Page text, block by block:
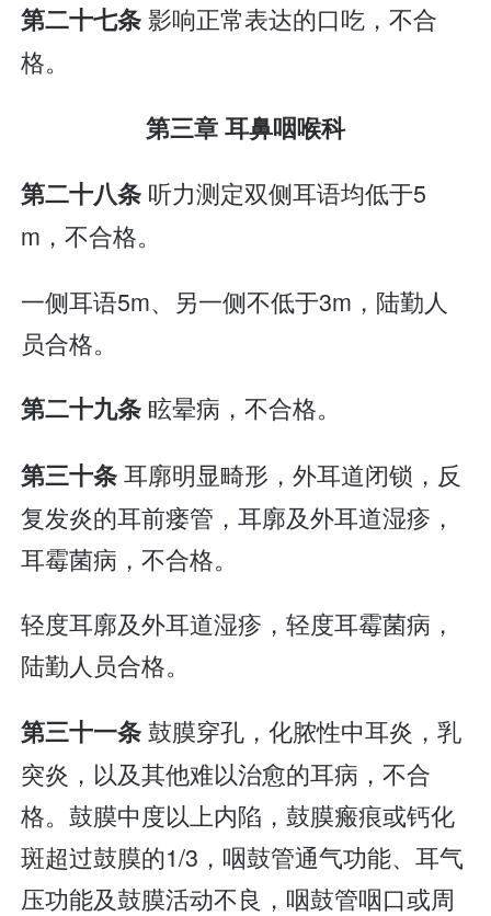
第二十七条影响正常表达的口吃，不合
格。
第三章 耳鼻咽喉科
第二十八条 听力测定双侧耳语均低于5
m，不合格。
一侧耳语5m、另一侧不低于3m，陆勤人
员合格。
第二十九条 眩晕病，不合格。
第三十条耳廓明显畸形，外耳道闭锁，反
复发炎的耳前瘘管，耳廓及外耳道湿疹，
耳霉菌病，不合格。
轻度耳廓及外耳道湿疹，轻度耳霉菌病，
陆勤人员合格。
第三十一条鼓膜穿孔，化脓性中耳炎，乳
突炎，以及其他难以治愈的耳病，不合
格。鼓膜中度以上内陷，鼓膜瘢痕或钙化
斑超过鼓膜的1/3，咽鼓管通气功能、耳气
压功能及鼓膜活动不良，咽鼓管咽口或周